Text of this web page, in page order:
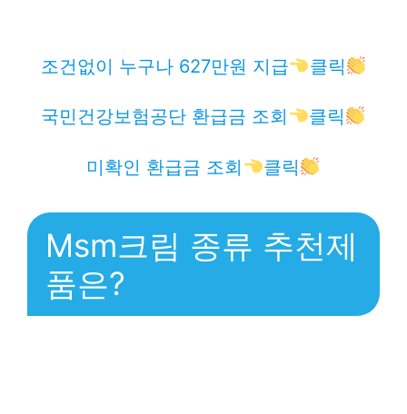
조건없이 누구나 627만원 지급 클릭
국민건강보험공단 환급금 조회 클릭
미확인 환급금 조회 클릭
Msm크림 종류 추천제
품은?